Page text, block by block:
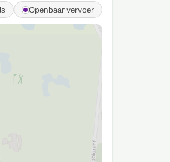
Openbaar vervoer